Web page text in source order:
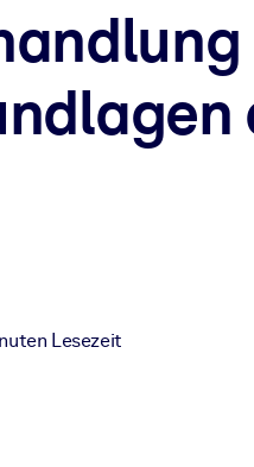
in Ihr LMS/LXP für bessere
mit vertrauenswürdigem,
um die Ergebnisse Ihrer KI-
Lesezeit